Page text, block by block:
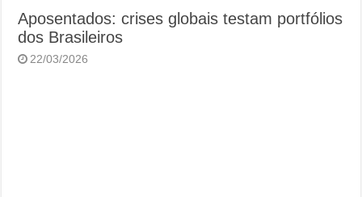
Aposentados: crises globais testam portfólios
dos Brasileiros
22/03/2026